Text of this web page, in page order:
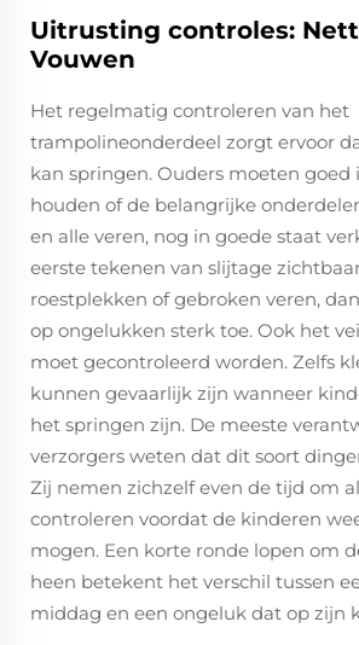
Uitrusting controles:
Vouwen
Het regelmatig controleren van het
trampolineonderdeel zorgt ervoor
kan springen. Ouders moeten goed
houden of de belangrijke
en alle veren, nog in goede staat
eerste tekenen van slijtage
roestplekken of gebroken veren,
op ongelukken sterk toe. Ook het
moet gecontroleerd worden. Zelfs
kunnen gevaarlijk zijn wanneer
het springen zijn. De meeste
verzorgers weten dat dit soort
Zij nemen zichzelf even de tijd om
controleren voordat de kinderen
mogen. Een korte ronde lopen om
heen betekent het verschil tussen
middag en een ongeluk dat op zijn